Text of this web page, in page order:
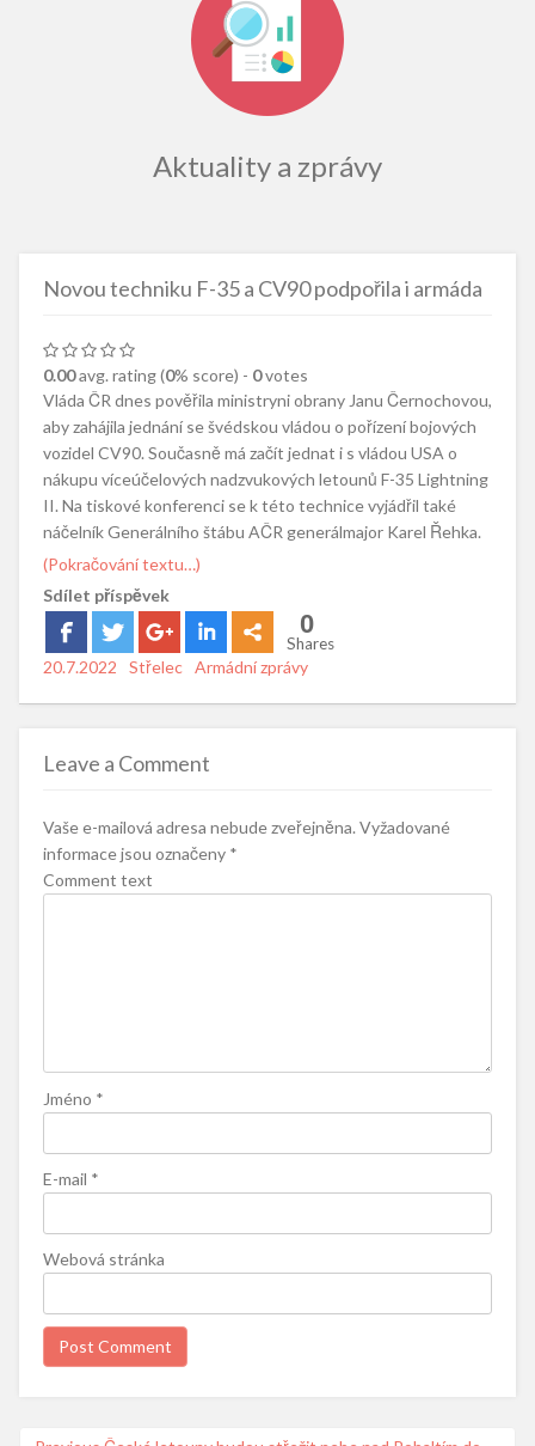
Aktuality a zprávy
Novou techniku F-35 a CV90 podpořila i armáda
0.00avg. rating (0% score) - 0votes
Vláda ČR dnes pověřila ministryni obrany Janu Černochovou,
aby zahájila jednání se švédskou vládou o pořízení bojových
vozidel CV90. Současně má začít jednat i s vládou USA o
nákupu víceúčelových nadzvukových letounů F-35 Lightning
II. Na tiskové konferenci se k této technice vyjádřil také
náčelník Generálního štábu AČR generálmajor Karel Řehka.
(Pokračování textu…)
Sdílet příspěvek
0
Shares
Posted
20.7.2022 Author
Střelec Categories
Armádní zprávy
Leave a Comment
Vaše e-mailová adresa nebude zveřejněna. Vyžadované
informace jsou označeny *
Comment text
Jméno *
E-mail *
Webová stránka